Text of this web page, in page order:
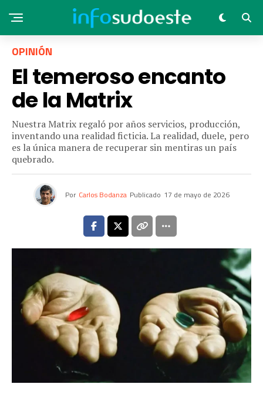
OPINIÓN
El temeroso encanto
de la Matrix
Nuestra Matrix regaló por años servicios, producción,
inventando una realidad ficticia. La realidad, duele, pero
es la única manera de recuperar sin mentiras un país
quebrado.
Por Carlos Bodanza Publicado 17 de mayo de 2026